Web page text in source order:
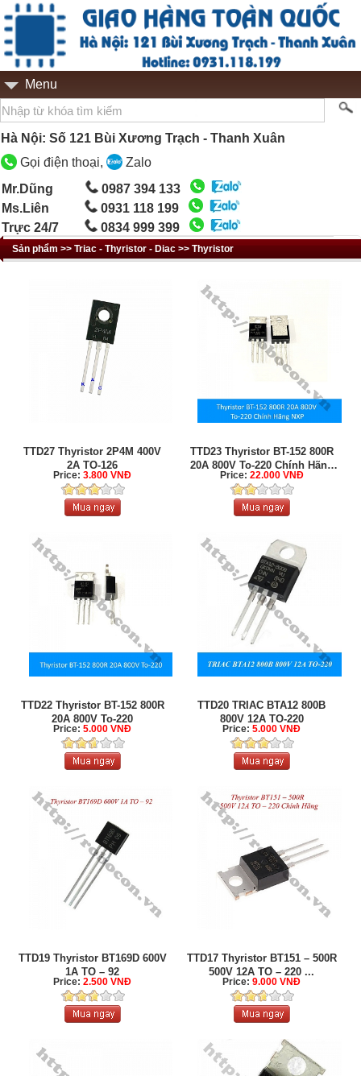
Menu
Hà Nội: Số 121 Bùi Xương Trạch - Thanh Xuân
Gọi điện thoại,
Zalo
Mr.Dũng
0987 394 133
Ms.Liên
0931 118 199
Trực 24/7
0834 999 399
Sản phẩm >> Triac - Thyristor - Diac >> Thyristor
TTD27 Thyristor 2P4M 400V
2A TO-126
Price:3.800 VNĐ
TTD23 Thyristor BT-152 800R
20A 800V To-220 Chính Hãng
NXP
Price: 22.000 VNĐ
TTD22 Thyristor BT-152 800R
20A 800V To-220
Price:5.000 VNĐ
TTD20 TRIAC BTA12 800B
800V 12A TO-220
Price:5.000 VNĐ
TTD19 Thyristor BT169D 600V
1A TO – 92
Price:2.500 VNĐ
TTD17 Thyristor BT151 – 500R
500V 12A TO – 220 ...
Price:9.000 VNĐ